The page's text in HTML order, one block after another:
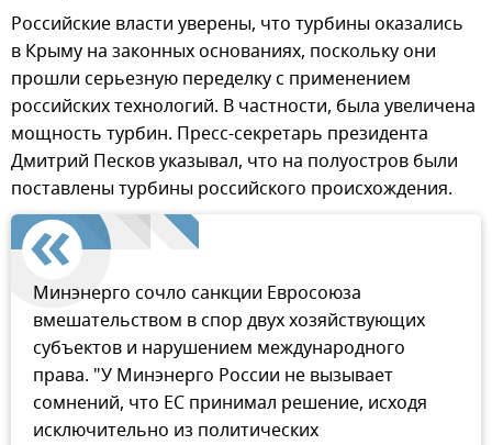
Российские власти уверены, что турбины оказались
в Крыму на законных основаниях, поскольку они
прошли серьезную переделку с применением
российских технологий. В частности, была увеличена
мощность турбин. Пресс-секретарь президента
Дмитрий Песков указывал, что на полуостров были
поставлены турбины российского происхождения.
Минэнерго сочло санкции Евросоюза
вмешательством в спор двух хозяйствующих
субъектов и нарушением международного
права. "У Минэнерго России не вызывает
сомнений, что ЕС принимал решение, исходя
исключительно из политических